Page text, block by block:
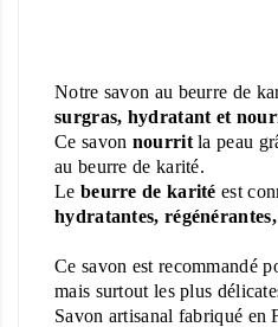
Notre savon au beurre de
surgras, hydratant et
Ce savon nourritla peau
au beurre de karité.
Le beurre de karité est
hydratantes,
Ce savon est recommandé
mais surtout les plus
Savon artisanal fabriqué en